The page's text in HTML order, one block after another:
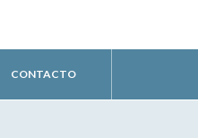
CONTACTO